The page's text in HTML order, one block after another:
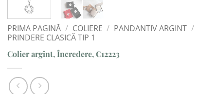
PRIMA PAGINĂ / COLIERE / PANDANTIV ARGINT /
PRINDERE CLASICĂ TIP 1
Colier argint, Încredere, C12223